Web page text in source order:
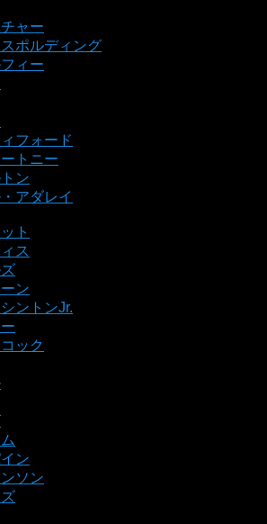
ャー
ポルディング
ィー
フォード
トニー
ン
アダレイ
ト
ス
ン
ントンJr.
ック
ン
ソン